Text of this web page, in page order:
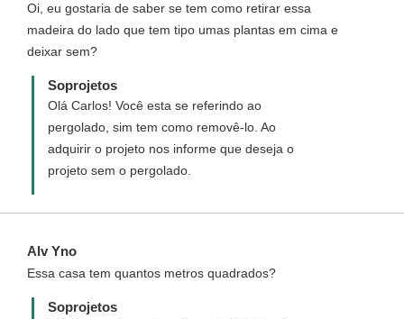
Oi, eu gostaria de saber se tem como retirar essa
madeira do lado que tem tipo umas plantas em cima e
deixar sem?
Soprojetos
Olá Carlos! Você esta se referindo ao
pergolado, sim tem como removê-lo. Ao
adquirir o projeto nos informe que deseja o
projeto sem o pergolado.
Alv Yno
Essa casa tem quantos metros quadrados?
Soprojetos